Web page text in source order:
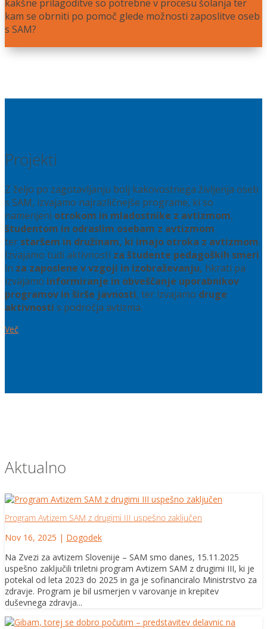
kakšne prilagoditve so potrebne v procesu šolanja ter
kam se obrniti po pomoč glede možnosti zaposlitve oseb
s SAM?
Projekti
Z željo po zagotavljanju bolj kakovostnega življenja oseb
s SAM, izvajamo najrazličnejše programe, ki so
namenjeni otrokom in mladostnike z avtizmom,
študentom in odraslim osebam z avtizmom
ter staršem in družinam, ki imajo otroka z avtizmom.
Izvajamo tudi aktivnosti za študente pedagoških smeri
in za zaposlene v vzgoji in izobraževanju, hkrati pa
izvajamo informiranje in obveščanje uporabnikov
programov in širše javnosti, ter izvajamo druge
aktivnosti s področja avtizma.
Več
Aktualno
Program Avtizem SAM z drugimi III uspešno zaključen
Nov 16, 2025 | Dogodek
Na Zvezi za avtizem Slovenije – SAM smo danes, 15.11.2025
uspešno zaključili triletni program Avtizem SAM z drugimi III, ki je
potekal od leta 2023 do 2025 in ga je sofinanciralo Ministrstvo za
zdravje. Program je bil usmerjen v varovanje in krepitev
duševnega zdravja...